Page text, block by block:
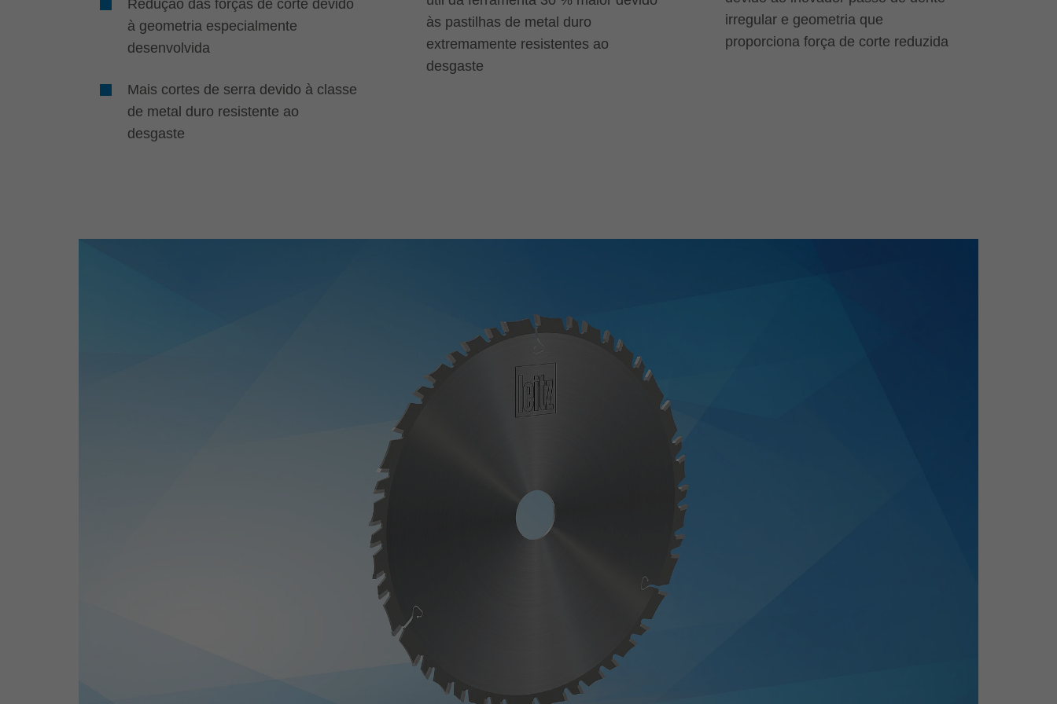
Redução das forças de corte devido
à geometria especialmente
desenvolvida
Mais cortes de serra devido à classe
de metal duro resistente ao
desgaste
às pastilhas de metal duro
extremamente resistentes ao
desgaste
irregular e geometria que
proporciona força de corte reduzida